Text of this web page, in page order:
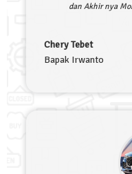
dan Akhir nya
Chery Tebet
Bapak Irwanto